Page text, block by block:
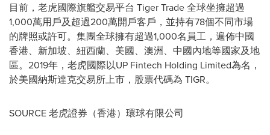
目前，老虎國際旗艦交易平台 Tiger Trade 全球坐擁超過
1,000萬用戶及超過200萬開戶客戶，並持有78個不同市場
的牌照或許可。集團全球擁有超過1,000名員工，遍佈中國
香港、新加坡、紐西蘭、美國、澳洲、中國內地等國家及地
區。2019年，老虎國際以UP Fintech Holding Limited為名，
於美國納斯達克交易所上市，股票代碼為 TIGR。
SOURCE 老虎證券（香港）環球有限公司